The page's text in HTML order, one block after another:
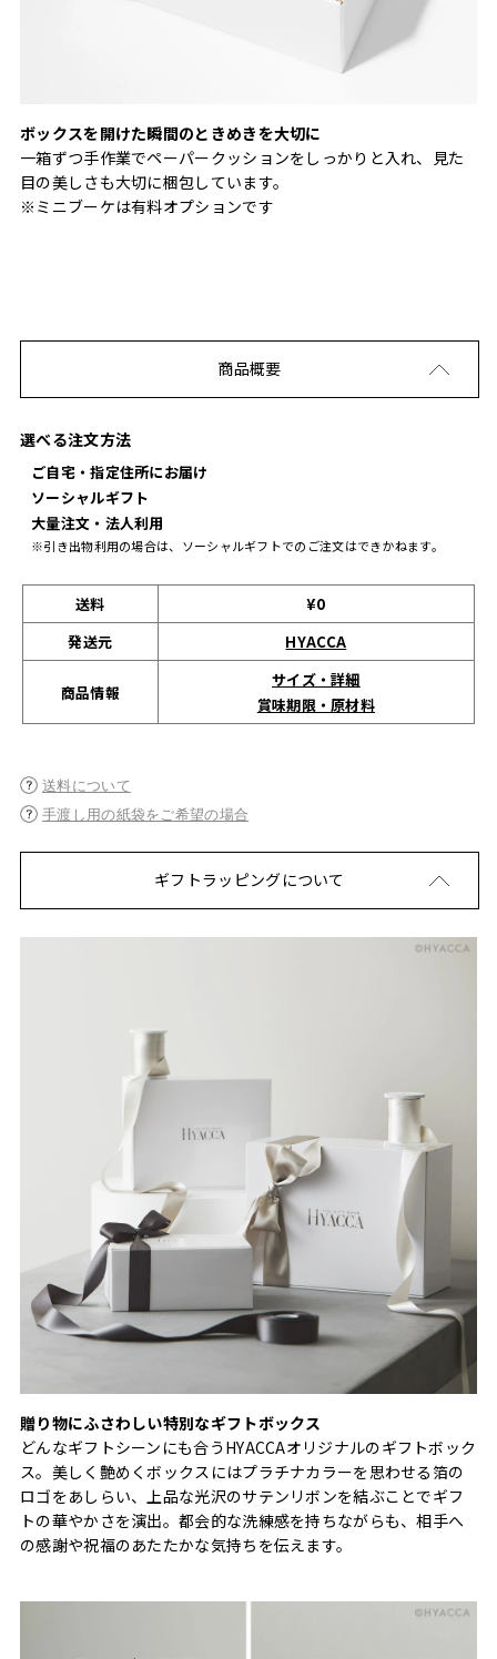
ボックスを開けた瞬間のときめきを大切に
一箱ずつ手作業でペーパークッションをしっかりと入れ、見た
目の美しさも大切に梱包しています。
※ミニブーケは有料オプションです
商品概要
選べる注文方法
ご自宅・指定住所にお届け
ソーシャルギフト
大量注文・法人利用
※引き出物利用の場合は、ソーシャルギフトでのご注文はできかねます。
送料
¥0
発送元
HYACCA
商品情報
サイズ・詳細
賞味期限・原材料
送料について
手渡し用の紙袋をご希望の場合
ギフトラッピングについて
贈り物にふさわしい特別なギフトボックス
どんなギフトシーンにも合うHYACCAオリジナルのギフトボック
ス。美しく艶めくボックスにはプラチナカラーを思わせる箔の
ロゴをあしらい、上品な光沢のサテンリボンを結ぶことでギフ
トの華やかさを演出。都会的な洗練感を持ちながらも、相手へ
の感謝や祝福のあたたかな気持ちを伝えます。